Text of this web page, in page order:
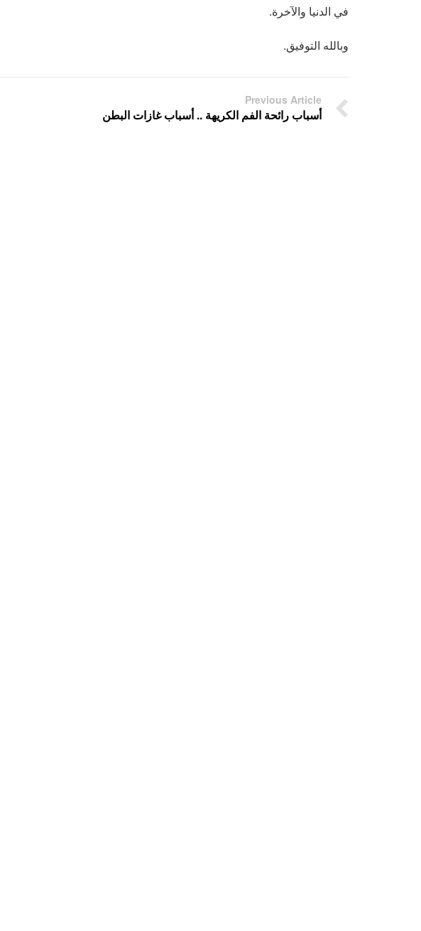
في الدنيا والآخرة.
وبالله التوفيق.
Previous Article
أسباب رائحة الفم الكريهة .. أسباب غازات البطن